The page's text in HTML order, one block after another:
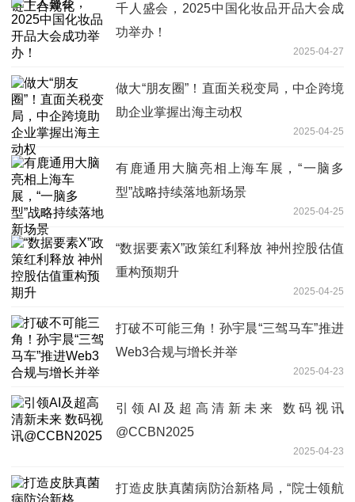
千人盛会，2025中国化妆品开品大会成
功举办！
2025-04-27
做大“朋友圈”！直面关税变局，中企跨境
助企业掌握出海主动权
2025-04-25
有鹿通用大脑亮相上海车展，“一脑多
型”战略持续落地新场景
2025-04-25
“数据要素X”政策红利释放 神州控股估值
重构预期升
2025-04-25
打破不可能三角！孙宇晨“三驾马车”推进
Web3合规与增长并举
2025-04-23
引领AI及超高清新未来 数码视讯
@CCBN2025
2025-04-23
打造皮肤真菌病防治新格局，“院士领航